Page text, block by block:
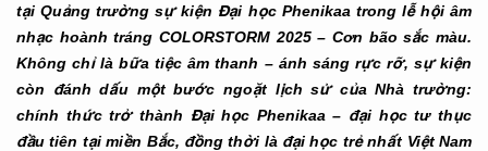
tại Quảng trường sự kiện Đại học Phenikaa trong lễ hội âm
nhạc hoành tráng COLORSTORM 2025 – Cơn bão sắc màu.
Không chỉ là bữa tiệc âm thanh – ánh sáng rực rỡ, sự kiện
còn đánh dấu một bước ngoặt lịch sử của Nhà trường:
chính thức trở thành Đại học Phenikaa – đại học tư thục
đầu tiên tại miền Bắc, đồng thời là đại học trẻ nhất Việt Nam